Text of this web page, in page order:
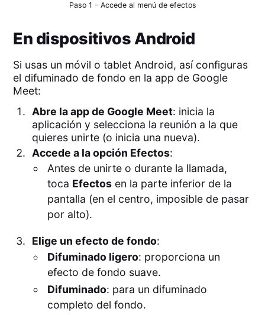
Paso 1 - Accede al menú de efectos
En dispositivos Android
Si usas un móvil o tablet Android, así configuras
el difuminado de fondo en la app de Google
Meet:
Abre la app de Google Meet: inicia la
aplicación y selecciona la reunión a la que
quieres unirte (o inicia una nueva).
Accede a la opción Efectos:
Antes de unirte o durante la llamada,
toca Efectos en la parte inferior de la
pantalla (en el centro, imposible de pasar
por alto).
Elige un efecto de fondo:
Difuminado ligero: proporciona un
efecto de fondo suave.
Difuminado: para un difuminado
completo del fondo.